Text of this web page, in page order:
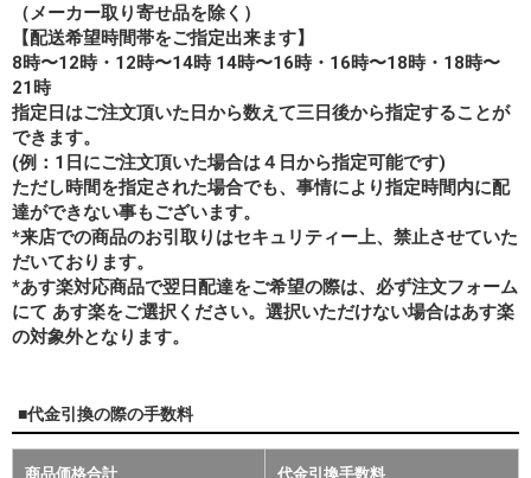
（メーカー取り寄せ品を除く）
【配送希望時間帯をご指定出来ます】
8時〜12時・12時〜14時 14時〜16時・16時〜18時・18時〜
21時
指定日はご注文頂いた日から数えて三日後から指定することが
できます。
(例：1日にご注文頂いた場合は４日から指定可能です)
ただし時間を指定された場合でも、事情により指定時間内に配
達ができない事もございます。
*来店での商品のお引取りはセキュリティー上、禁止させていた
だいております。
*あす楽対応商品で翌日配達をご希望の際は、必ず注文フォーム
にて あす楽をご選択ください。選択いただけない場合はあす楽
の対象外となります。
■代金引換の際の手数料
商品価格合計 代金引換手数料